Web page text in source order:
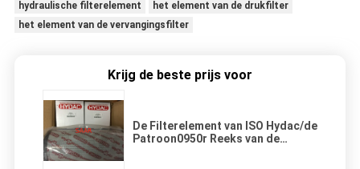
hydraulische filterelement
het element van de drukfilter
het element van de vervangingsfilter
Krijg de beste prijs voor
De Filterelement van ISO Hydac/de
Patroon0950r Reeks van de